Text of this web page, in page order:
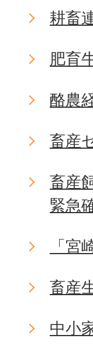
耕畜
肥育
酪農
畜産
畜産
緊急
「
畜産
中小